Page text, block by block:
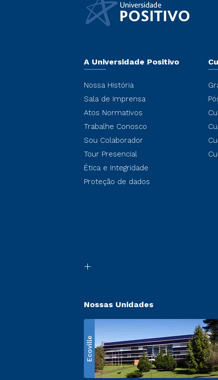
A Universidade Positivo
Nossa História
Sala de Imprensa
Atos Normativos
Trabalhe Conosco
Sou Colaborador
Tour Presencial
Ética e Integridade
Proteção de dados
Nossas Unidades
Ecoville